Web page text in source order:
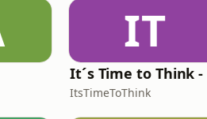
IT
ItsTimeToThink